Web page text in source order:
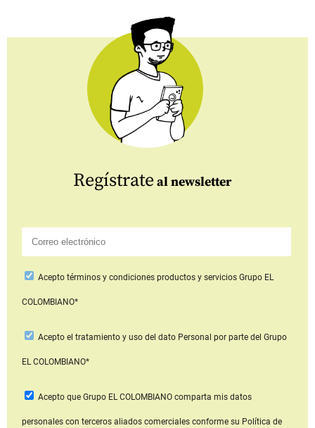
Regístrate al newsletter
Aceptotérminos y condiciones productos y serviciosGrupo EL
COLOMBIANO*
Acepto el tratamiento y uso del dato Personal por parte del Grupo
EL COLOMBIANO*
Acepto que Grupo EL COLOMBIANOcomparta mis datos
personales con terceros aliados comerciales conforme su Política de